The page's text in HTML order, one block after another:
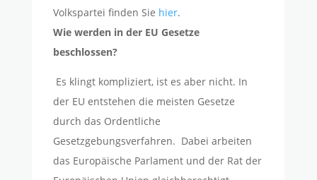
Volkspartei finden Sie hier.
Wie werden in der EU Gesetze
beschlossen?
Es klingt kompliziert, ist es aber nicht. In
der EU entstehen die meisten Gesetze
durch das Ordentliche
Gesetzgebungsverfahren. Dabei arbeiten
das Europäische Parlament und der Rat der